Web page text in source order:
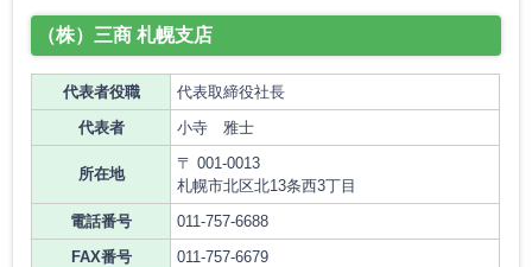
（株）三商 札幌支店
代表者役職
代表取締役社長
代表者
小寺 雅士
所在地
〒 001-0013
札幌市北区北13条西3丁目
電話番号
011-757-6688
FAX番号
011-757-6679